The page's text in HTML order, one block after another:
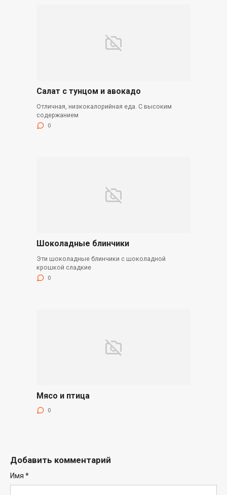
Салат с тунцом и авокадо
Отличная, низкокалорийная еда. С высоким
содержанием
0
Шоколадные блинчики
Эти шоколадные блинчики с шоколадной
крошкой сладкие
0
Мясо и птица
0
Добавить комментарий
Имя *